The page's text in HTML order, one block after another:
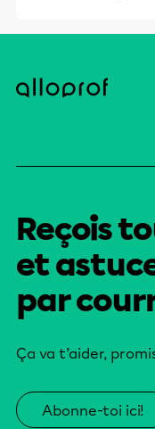
Reçois
et
par
Ça va t’aider,
Abonne-toi ici!